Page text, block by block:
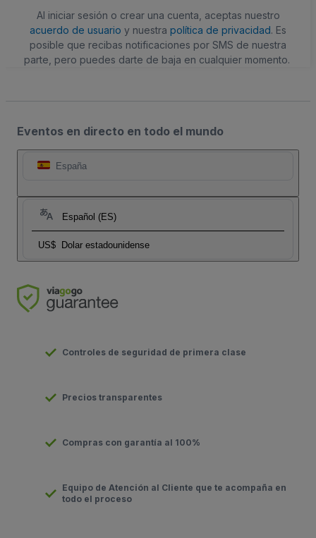
Al iniciar sesión o crear una cuenta, aceptas nuestro
acuerdo de usuario y nuestra política de privacidad. Es
posible que recibas notificaciones por SMS de nuestra
parte, pero puedes darte de baja en cualquier momento.
Eventos en directo en todo el mundo
España
Español (ES)
US$ Dolar estadounidense
Controles de seguridad de primera clase
Precios transparentes
Compras con garantía al 100%
Equipo de Atención al Cliente que te acompaña en
todo el proceso